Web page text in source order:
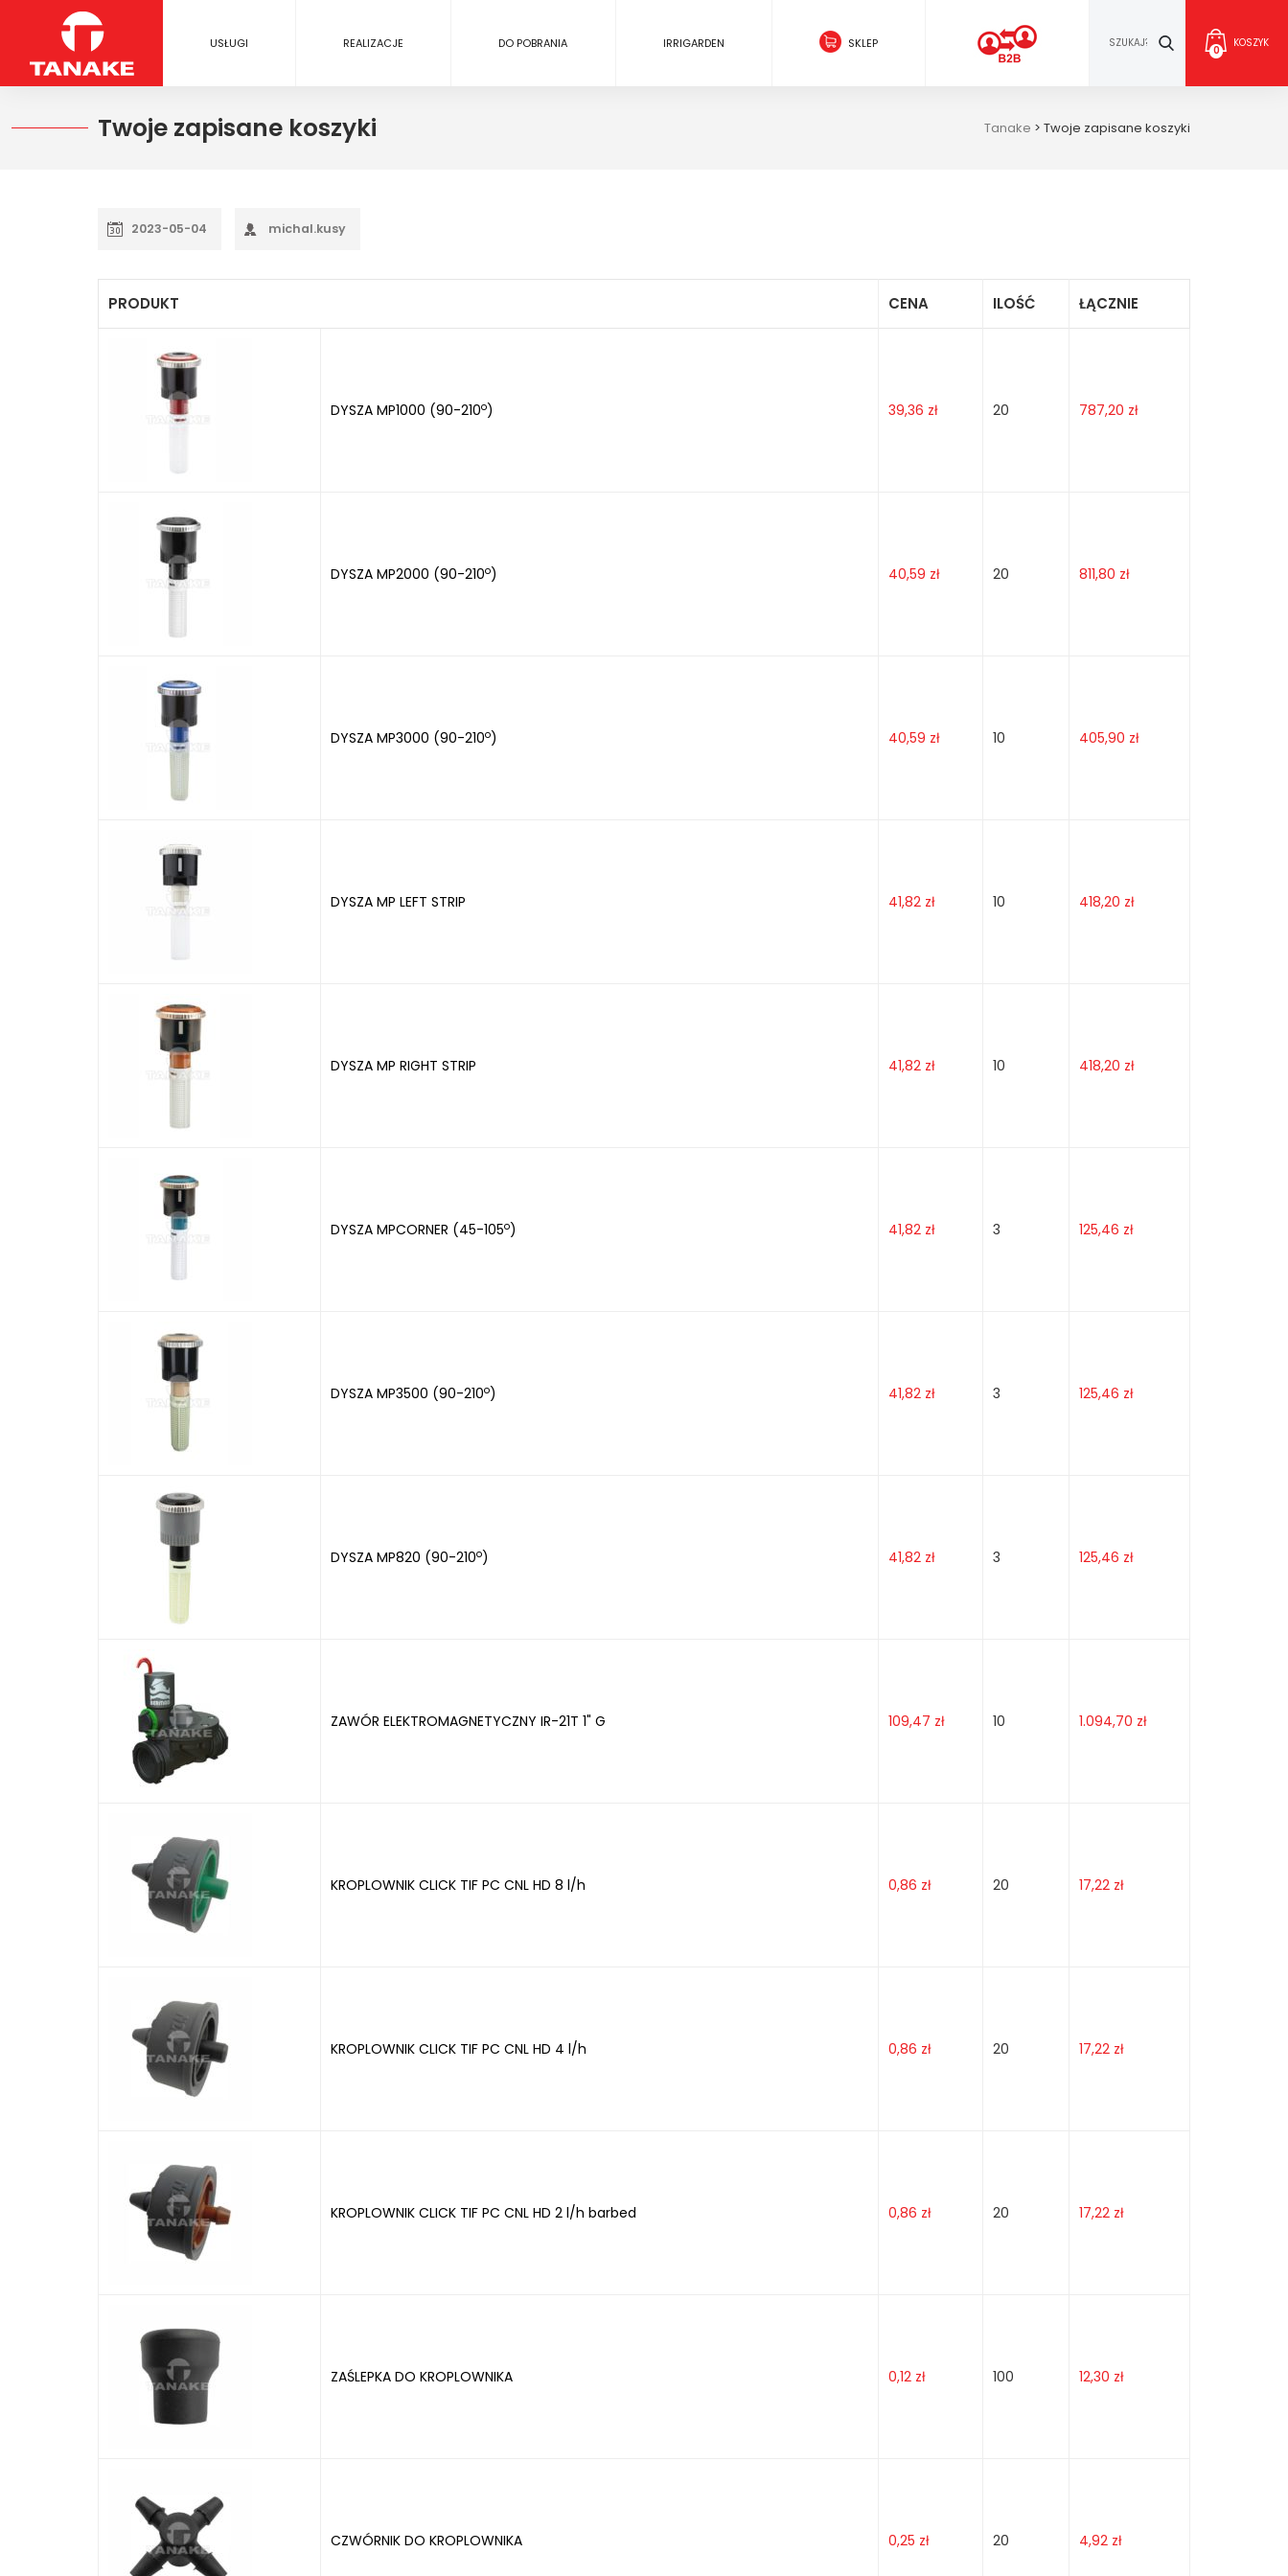
USŁUGI REALIZACJE DO POBRANIA IRRIGARDEN SKLEP 0
KOSZYK
Twoje zapisane koszyki Tanake > Twoje zapisane koszyki
2023-05-04 michal.kusy
PRODUKT CENA ILOŚĆ ŁĄCZNIE
DYSZA MP1000 (90-210o) 39,36 zł 20 787,20 zł
DYSZA MP2000 (90-210o) 40,59 zł 20 811,80 zł
DYSZA MP3000 (90-210o) 40,59 zł 10 405,90 zł
DYSZA MP LEFT STRIP 41,82 zł 10 418,20 zł
DYSZA MP RIGHT STRIP 41,82 zł 10 418,20 zł
DYSZA MPCORNER (45-105o) 41,82 zł 3 125,46 zł
DYSZA MP3500 (90-210o) 41,82 zł 3 125,46 zł
DYSZA MP820 (90-210o) 41,82 zł 3 125,46 zł
ZAWÓR ELEKTROMAGNETYCZNY IR-21T 1" G 109,47 zł 10 1.094,70 zł
KROPLOWNIK CLICK TIF PC CNL HD 8 l/h 0,86 zł 20 17,22 zł
KROPLOWNIK CLICK TIF PC CNL HD 4 l/h 0,86 zł 20 17,22 zł
KROPLOWNIK CLICK TIF PC CNL HD 2 l/h barbed 0,86 zł 20 17,22 zł
ZAŚLEPKA DO KROPLOWNIKA 0,12 zł 100 12,30 zł
CZWÓRNIK DO KROPLOWNIKA 0,25 zł 20 4,92 zł